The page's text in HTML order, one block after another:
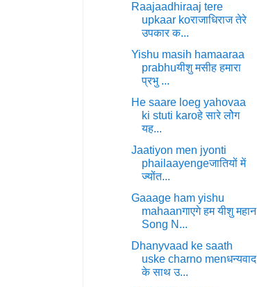
Raajaadhiraaj tere
upkaar koराजाधिराज तेरे
उपकार क...
Yishu masih hamaaraa
prabhuयीशु मसीह हमारा
प्रभु ...
He saare loeg yahovaa
ki stuti karoहे सारे लोेग
यह...
Jaatiyon men jyonti
phailaayengeजातियों में
ज्योंत...
Gaaage ham yishu
mahaanगाएगे हम यीशु महान
Song N...
Dhanyvaad ke saath
uske charno menधन्यवाद
के साथ उ...